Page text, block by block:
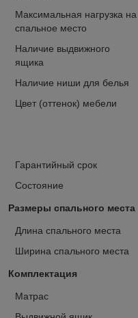
Максимальная нагрузка на
спальное место
Наличие выдвижного
ящика
Наличие ниши для белья
Цвет (оттенок) мебели
Гарантийный срок
Состояние
Размеры спального места
Длина спального места
Ширина спального места
Комплектация
Матрас